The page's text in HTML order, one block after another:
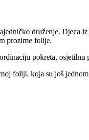
druženje. Djeca
prozirne folije.
pokreta,
foliji, koja su još